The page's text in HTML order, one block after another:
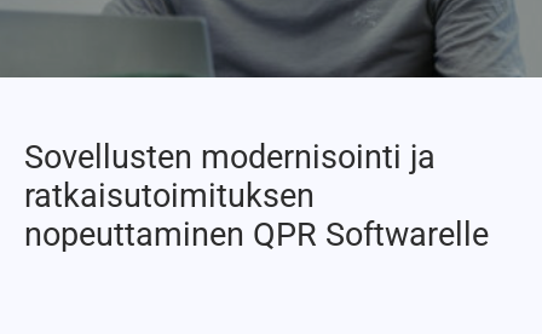
Sovellusten modernisointi ja
ratkaisutoimituksen
nopeuttaminen QPR Softwarelle